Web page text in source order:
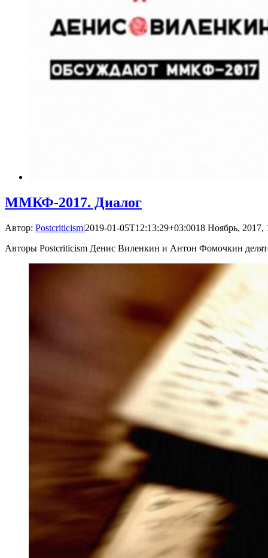
ММКФ-2017. Диалог
Автор: Postcriticism|2019-01-05T12:13:29+03:0018 Ноябрь, 2017,
Авторы Postcriticism Денис Виленкин и Антон Фомочкин